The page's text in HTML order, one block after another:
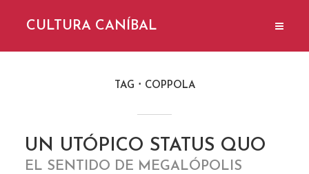
CULTURA CANÍBAL
TAG COPPOLA
UN UTÓPICO STATUS QUO
EL SENTIDO DE MEGALÓPOLIS